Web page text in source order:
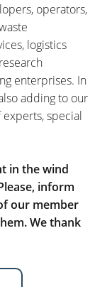
operators,
logistics
enterprises. In
adding to our
experts, special
in the wind
inform
our member
We thank